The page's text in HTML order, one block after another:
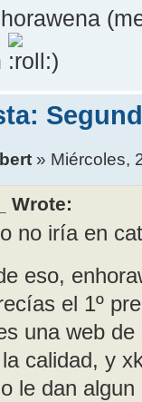
)
» Miércoles,
Wrote:
no irí­a en
eso,
el 1º
una web
calidad, y
le dan